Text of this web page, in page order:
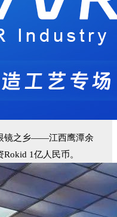
镜之乡——江西鹰潭余
Rokid 1亿人民币。